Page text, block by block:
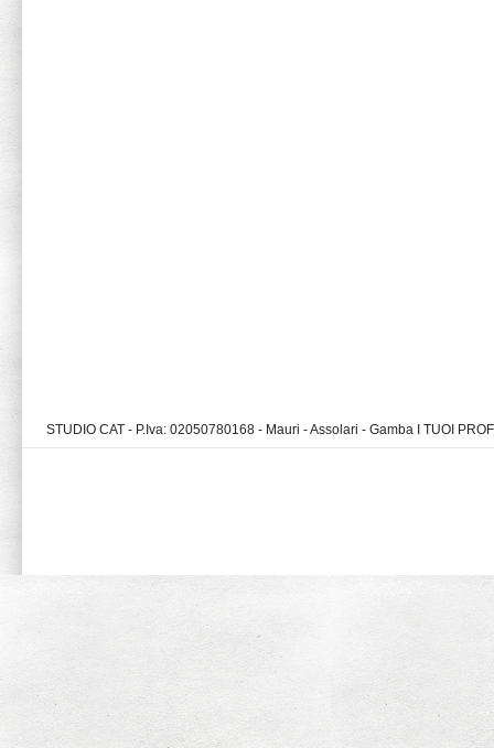
STUDIO CAT - P.Iva: 02050780168 - Mauri - Assolari - Gamba I TUOI